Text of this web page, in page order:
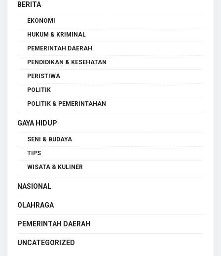
BERITA
EKONOMI
HUKUM & KRIMINAL
PEMERINTAH DAERAH
PENDIDIKAN & KESEHATAN
PERISTIWA
POLITIK
POLITIK & PEMERINTAHAN
GAYA HIDUP
SENI & BUDAYA
TIPS
WISATA & KULINER
NASIONAL
OLAHRAGA
PEMERINTAH DAERAH
UNCATEGORIZED